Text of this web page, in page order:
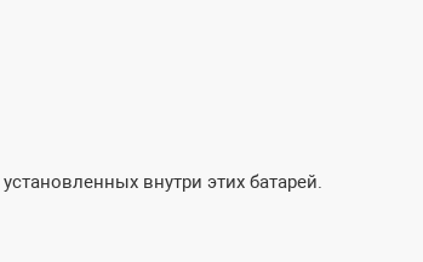
внутри этих батарей.